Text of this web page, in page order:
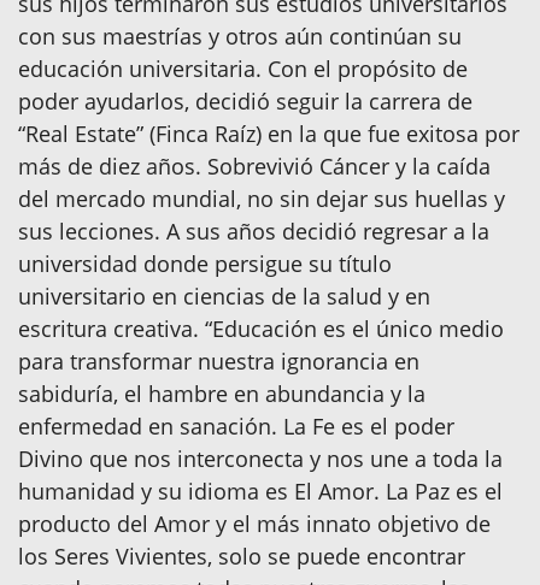
con sus maestrías y otros aún continúan su
educación universitaria. Con el propósito de
poder ayudarlos, decidió seguir la carrera de
“Real Estate” (Finca Raíz) en la que fue exitosa por
más de diez años. Sobrevivió Cáncer y la caída
del mercado mundial, no sin dejar sus huellas y
sus lecciones. A sus años decidió regresar a la
universidad donde persigue su título
universitario en ciencias de la salud y en
escritura creativa. “Educación es el único medio
para transformar nuestra ignorancia en
sabiduría, el hambre en abundancia y la
enfermedad en sanación. La Fe es el poder
Divino que nos interconecta y nos une a toda la
humanidad y su idioma es El Amor. La Paz es el
producto del Amor y el más innato objetivo de
los Seres Vivientes, solo se puede encontrar